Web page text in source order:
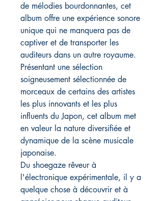
de mélodies bourdonnantes, cet
album offre une expérience sonore
unique qui ne manquera pas de
captiver et de transporter les
auditeurs dans un autre royaume.
Présentant une sélection
soigneusement sélectionnée de
morceaux de certains des artistes
les plus innovants et les plus
influents du Japon, cet album met
en valeur la nature diversifiée et
dynamique de la scène musicale
japonaise.
Du shoegaze rêveur à
l'électronique expérimentale, il y a
quelque chose à découvrir et à